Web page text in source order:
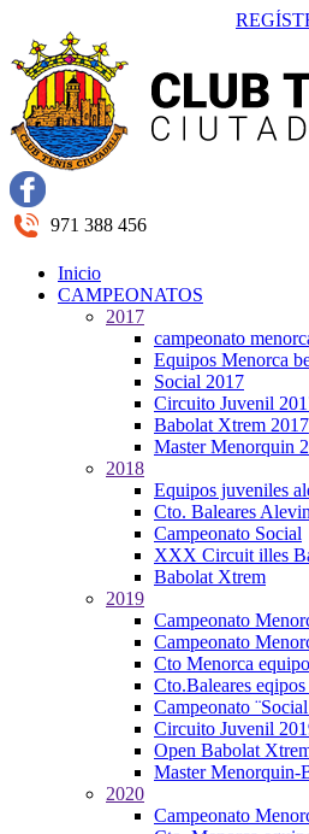
971 388 456
Inicio
CAMPEONATOS
2017
campeonato
Equipos Menorca
Social 2017
Circuito Juvenil
Babolat Xtrem 2017
Master Menorquin
2018
Equipos juveniles
Cto. Baleares Alevin
Campeonato Social
XXX Circuit illes
Babolat Xtrem
2019
Campeonato
Campeonato
Cto Menorca
Cto.Baleares
Campeonato
Circuito Juvenil
Open Babolat
Master Menorquin-
2020
Campeonato